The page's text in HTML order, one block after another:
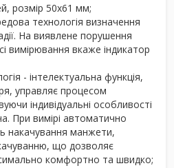
розмір 50х61 мм;
технологія визначення
На виявлене порушення
вимірювання вкаже індикатор
- інтелектуальна функція,
управляє процесом
індивідуальні особливості
При вимірі автоматично
накачування манжети,
що дозволяє
комфортно та швидко;